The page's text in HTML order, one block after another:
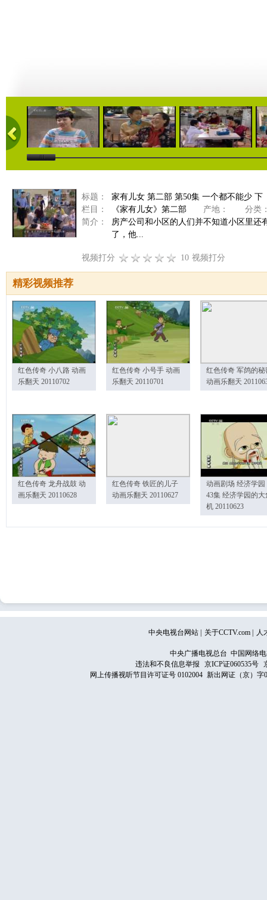
22:49 21:40 21:29
标题：
家有儿女 第二部 第50集 一个都不能少 下
栏目：
《家有儿女》第二部 产地：
分类
简介：
房产公司和小区的人们并不知道小区里还
了，他...
视频打分 10 视频打分
精彩视频推荐
红色传奇 小八路 动画
乐翻天 20110702
红色传奇 小号手 动画
乐翻天 20110701
红色传奇 军鸽的秘
动画乐翻天
红色传奇 龙舟战鼓 动
画乐翻天 20110628
红色传奇 铁匠的儿子
动画乐翻天 20110627
动画剧场 经济学园
43集 经济学园的大
机 20110623
中央电视台网站 关于CCTV.com 人
中央广播电视总台 中国网络
违法和不良信息举报
京ICP证060535号
网上传播视听节目许可证号 0102004 新出网证（京）